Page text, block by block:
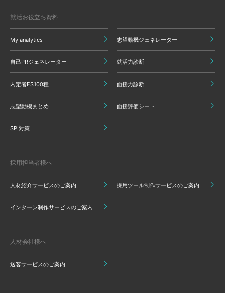
就活お役立ち資料
My analytics 志望動機ジェネレーター
自己PRジェネレーター 就活力診断
内定者ES100種 面接力診断
志望動機まとめ 面接評価シート
SPI対策
採用担当者様へ
人材紹介サービスのご案内 採用ツール制作サービスのご案内
インターン制作サービスのご案内
人材会社様へ
送客サービスのご案内